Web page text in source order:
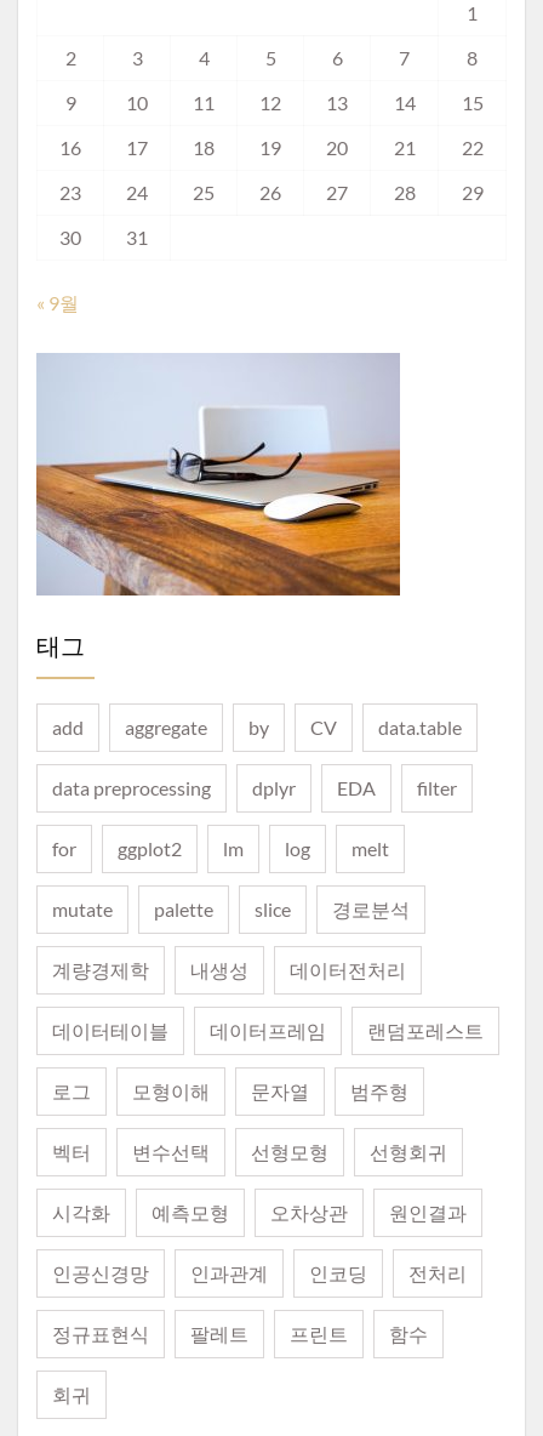
1
2
3 4 5 6 7
8
9
10 11 12 13 14
15
16
17 18 19 20 21
22
23
24 25 26 27 28
29
30
31
« 9월
태그
add aggregate by CV data.table
data preprocessing dplyr EDA filter
for ggplot2 lm log melt
mutate palette slice 경로분석
계량경제학 내생성 데이터전처리
데이터테이블 데이터프레임 랜덤포레스트
로그 모형이해 문자열 범주형
벡터 변수선택 선형모형 선형회귀
시각화 예측모형 오차상관 원인결과
인공신경망 인과관계 인코딩 전처리
정규표현식 팔레트 프린트 함수
회귀